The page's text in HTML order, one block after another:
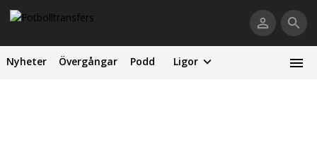
Nyheter Övergångar Podd Ligor